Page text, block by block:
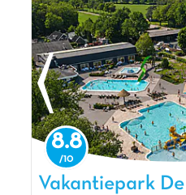
Vakantiepark De Belten,
8.8
Vakantiepark